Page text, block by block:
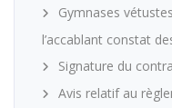
Gymnases
l’accablant constat
Signature du
Avis relatif au